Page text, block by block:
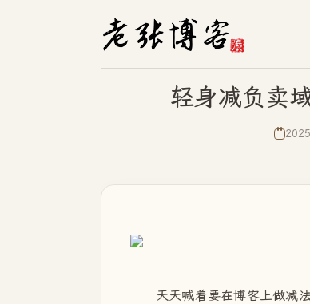
轻身减负卖
天天喊着要在博客上做减